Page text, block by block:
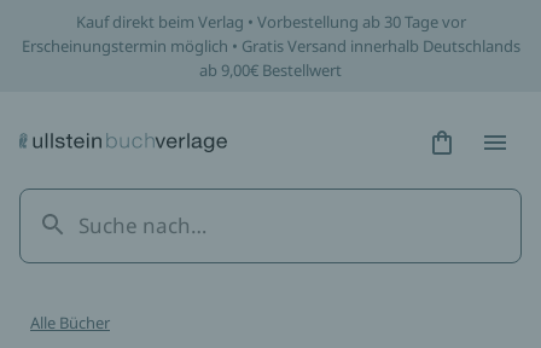
Kauf direkt beim Verlag • Vorbestellung ab 30 Tage vor
Erscheinungstermin möglich • Gratis Versand innerhalb Deutschlands
ab 9,00€ Bestellwert
Hidden
Alle Bücher